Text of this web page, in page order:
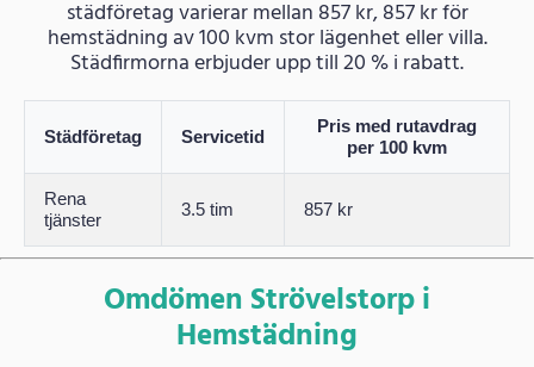
städföretag varierar mellan 857 kr, 857 kr för
hemstädning av 100 kvm stor lägenhet eller villa.
Städfirmorna erbjuder upp till 20 % i rabatt.
Städföretag Servicetid
Pris med rutavdrag
per 100 kvm
Rena
tjänster
3.5 tim 857 kr
Omdömen Strövelstorp i
Hemstädning